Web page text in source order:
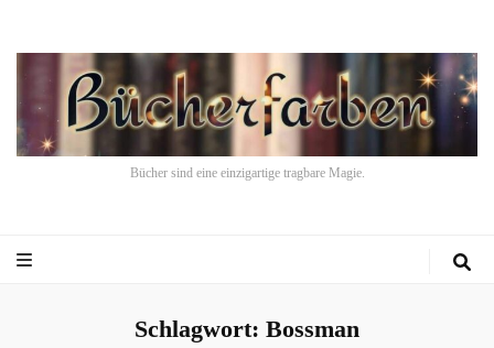
Bücher sind eine einzigartige tragbare Magie.
Schlagwort: Bossman